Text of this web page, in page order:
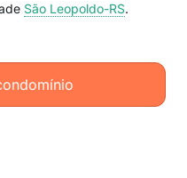
São Leopoldo-RS.